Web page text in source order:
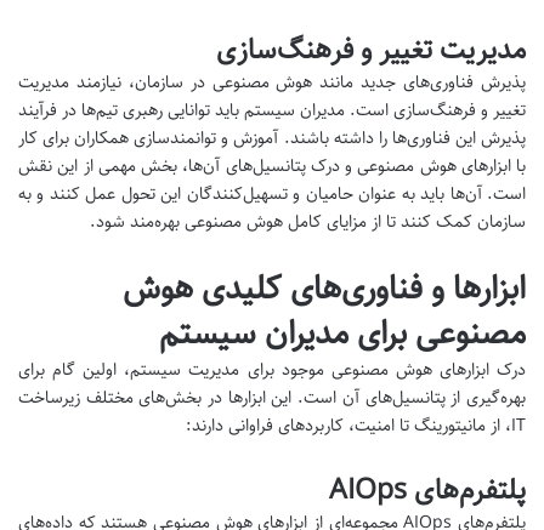
مدیریت تغییر و فرهنگ‌سازی
پذیرش فناوری‌های جدید مانند هوش مصنوعی در سازمان، نیازمند مدیریت
تغییر و فرهنگ‌سازی است. مدیران سیستم باید توانایی رهبری تیم‌ها در فرآیند
پذیرش این فناوری‌ها را داشته باشند. آموزش و توانمندسازی همکاران برای کار
با ابزارهای هوش مصنوعی و درک پتانسیل‌های آن‌ها، بخش مهمی از این نقش
است. آن‌ها باید به عنوان حامیان و تسهیل‌کنندگان این تحول عمل کنند و به
سازمان کمک کنند تا از مزایای کامل هوش مصنوعی بهره‌مند شود.
ابزارها و فناوری‌های کلیدی هوش
مصنوعی برای مدیران سیستم
درک ابزارهای هوش مصنوعی موجود برای مدیریت سیستم، اولین گام برای
بهره‌گیری از پتانسیل‌های آن است. این ابزارها در بخش‌های مختلف زیرساخت
IT، از مانیتورینگ تا امنیت، کاربردهای فراوانی دارند:
پلتفرم‌های AIOps
پلتفرم‌های AIOps مجموعه‌ای از ابزارهای هوش مصنوعی هستند که داده‌های